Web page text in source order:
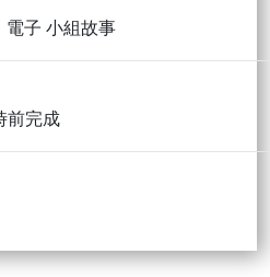
電子 小組故事
前完成